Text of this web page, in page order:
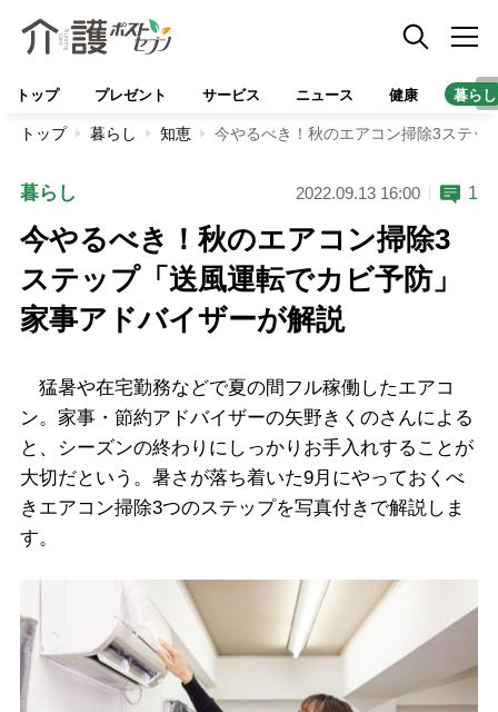
トップ プレゼント サービス ニュース 健康 暮らし
トップ 暮らし 知恵 今やるべき！秋のエアコン掃除3ステッ
暮らし 2022.09.13 16:00 1
今やるべき！秋のエアコン掃除3
ステップ「送風運転でカビ予防」
家事アドバイザーが解説
猛暑や在宅勤務などで夏の間フル稼働したエアコ
ン。家事・節約アドバイザーの矢野きくのさんによる
と、シーズンの終わりにしっかりお手入れすることが
大切だという。暑さが落ち着いた9月にやっておくべ
きエアコン掃除3つのステップを写真付きで解説しま
す。